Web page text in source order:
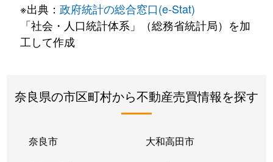
※出典： 政府統計の総合窓口(e-Stat)
「社会・人口統計体系」（総務省統計局）を加
工して作成
奈良県の市区町村から不動産売買情報を探す
奈良市 大和高田市